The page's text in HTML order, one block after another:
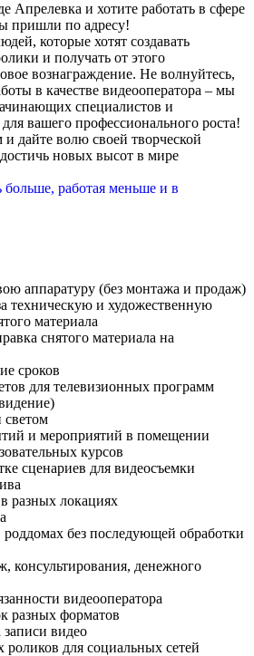
Апрелевка и хотите работать в сфере
пришли по адресу!
которые хотят создавать
и получать от этого
вознаграждение. Не волнуйтесь,
в качестве видеооператора – мы
специалистов и
вашего профессионального роста!
дайте волю своей творческой
новых высот в мире
больше, работая меньше и в
аппаратуру (без монтажа и продаж)
техническую и художественную
материала
снятого материала на
сроков
для телевизионных программ
светом
и мероприятий в помещении
курсов
сценариев для видеосъемки
разных локациях
без последующей обработки
консультирования, денежного
видеооператора
разных форматов
записи видео
для социальных сетей